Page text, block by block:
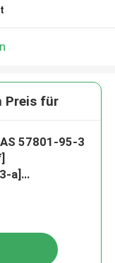
Preis für
57801-95-3
a]